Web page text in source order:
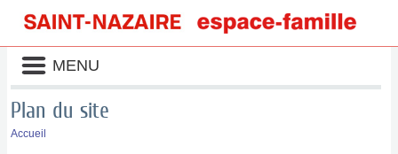
Liste
des
avertissements
MENU
Plan du site
Accueil